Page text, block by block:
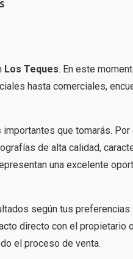
Los Teques. En este
hasta comerciales,
que tomarás.
de alta calidad,
una excelente
según tus
directo con el propietario
el proceso de venta.